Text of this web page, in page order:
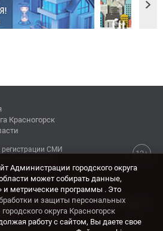
Красногорск
12+
регистрации СМИ
область, г. Красногорск,
4.
Администрации городского округа
может собирать данные,
и метрические программы . Это
и защиты персональных
округа Красногорск
работу с сайтом, Вы даете свое